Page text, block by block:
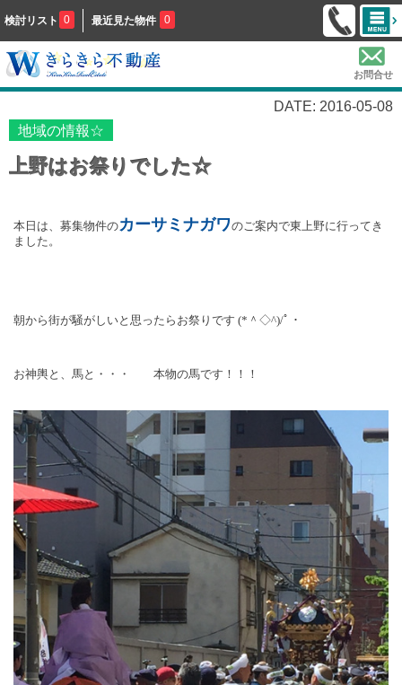
検討リスト 0 最近見た物件 0
お問合せ
DATE: 2016-05-08
地域の情報☆
上野はお祭りでした☆
本日は、募集物件のカーサミナガワのご案内で東上野に行ってき
ました。
朝から街が騒がしいと思ったらお祭りです (* ＾◇^)/ﾟ・
お神輿と、馬と・・・ 本物の馬です！！！